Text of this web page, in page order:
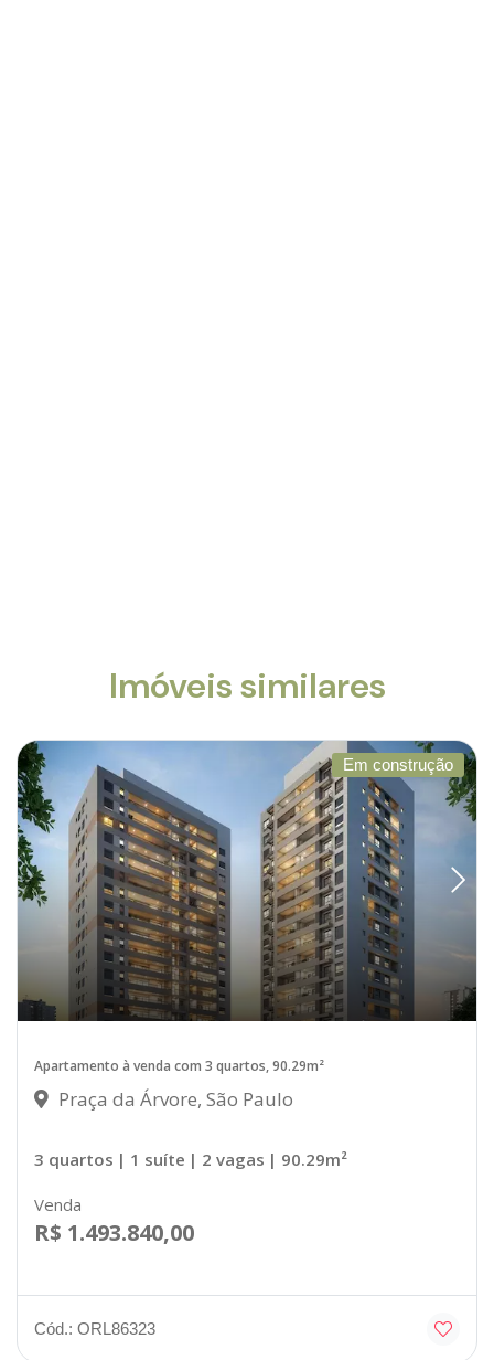
Imóveis similares
Em construção
Apartamento à venda com 3 quartos, 90.29m²
Praça da Árvore, São Paulo
3 quartos | 1 suíte | 2 vagas | 90.29m²
Venda
R$ 1.493.840,00
Cód.: ORL86323